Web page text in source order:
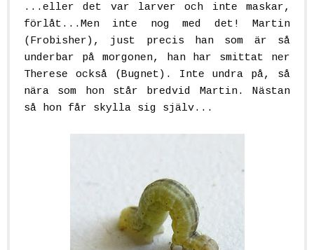
...eller det var larver och inte maskar,
förlåt...Men inte nog med det! Martin
(Frobisher), just precis han som är så
underbar på morgonen, han har smittat ner
Therese också (Bugnet). Inte undra på, så
nära som hon står bredvid Martin. Nästan
så hon får skylla sig själv...